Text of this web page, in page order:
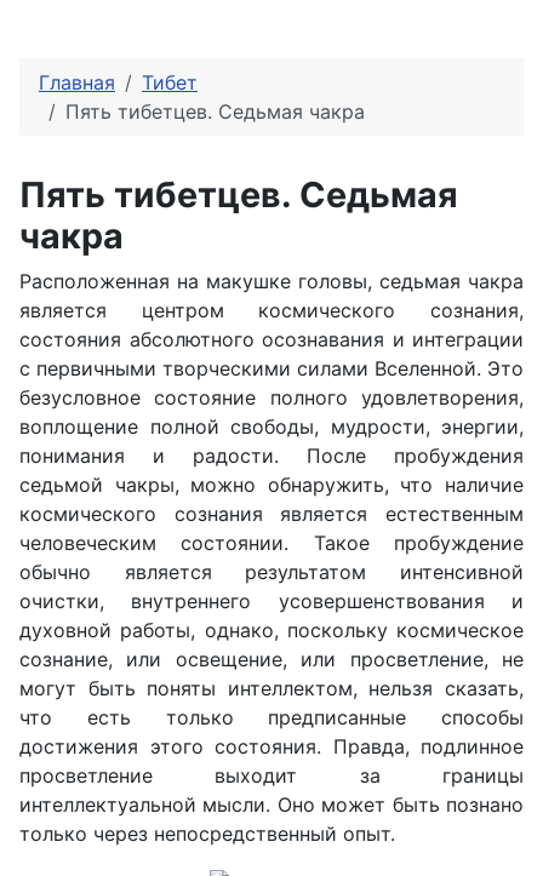
Главная
Тибет
Пять тибетцев. Седьмая чакра
Пять тибетцев. Седьмая
чакра
Расположенная на макушке головы, седьмая чакра
является центром космического сознания,
состояния абсолютного осознавания и интеграции
с первичными творческими силами Вселенной. Это
безусловное состояние полного удовлетворения,
воплощение полной свободы, мудрости, энергии,
понимания и радости. После пробуждения
седьмой чакры, можно обнаружить, что наличие
космического сознания является естественным
человеческим состоянии. Такое пробуждение
обычно является результатом интенсивной
очистки, внутреннего усовершенствования и
духовной работы, однако, поскольку космическое
сознание, или освещение, или просветление, не
могут быть поняты интеллектом, нельзя сказать,
что есть только предписанные способы
достижения этого состояния. Правда, подлинное
просветление выходит за границы
интеллектуальной мысли. Оно может быть познано
только через непосредственный опыт.